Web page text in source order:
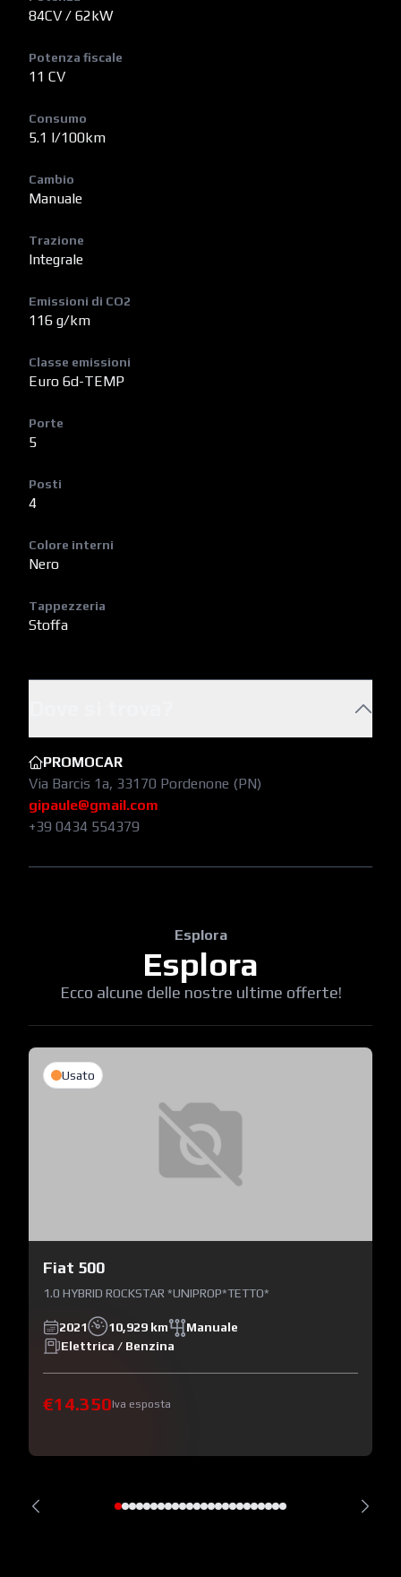
84CV / 62kW
Potenza fiscale
11 CV
Consumo
5.1 l/100km
Cambio
Manuale
Trazione
Integrale
Emissioni di CO2
116 g/km
Classe emissioni
Euro 6d-TEMP
Porte
5
Posti
4
Colore interni
Nero
Tappezzeria
Stoffa
PROMOCAR
Via Barcis 1a, 33170 Pordenone (PN)
gipaule@gmail.com
+39 0434 554379
Esplora
Esplora
Ecco alcune delle nostre ultime offerte!
Usato
Fiat 500
1.0 HYBRID ROCKSTAR *UNIPROP*TETTO*
2021 10,929 km
Manuale
Elettrica / Benzina
€14.350Iva esposta